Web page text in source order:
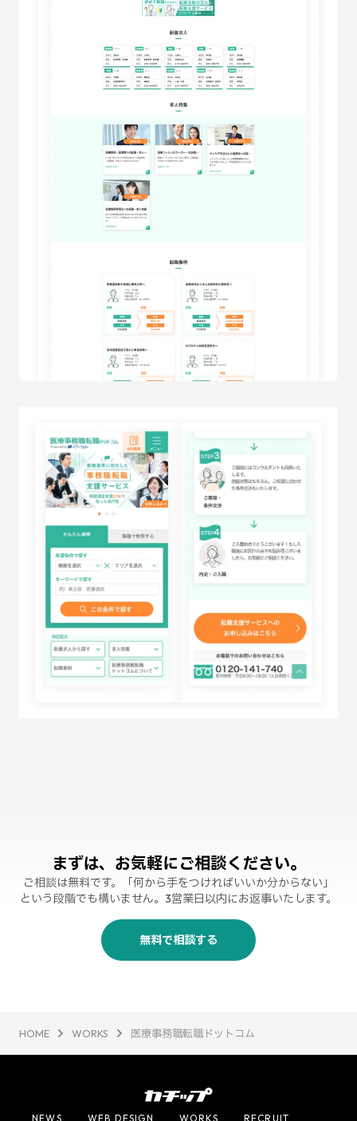
まずは、お気軽にご相談ください。
ご相談は無料です。「何から手をつければいいか分からない」
という段階でも構いません。3営業日以内にお返事いたします。
無料で相談する
HOME WORKS 医療事務職転職ドットコム
NEWS WEB DESIGN WORKS RECRUIT